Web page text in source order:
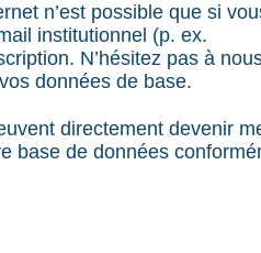
n’est possible que si
institutionnel (p. ex.
N’hésitez pas à
données de base.
directement devenir
base de données